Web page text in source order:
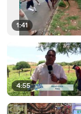
1:41
4:55